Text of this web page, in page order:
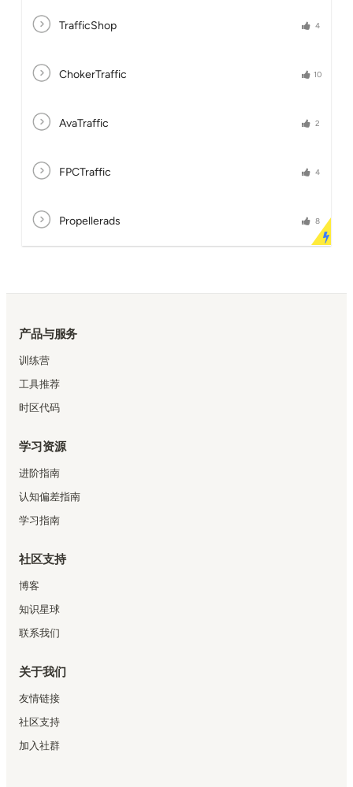
TrafficShop 4
ChokerTraffic 10
AvaTraffic 2
FPCTraffic 4
Propellerads 8
产品与服务
训练营
工具推荐
时区代码
学习资源
进阶指南
认知偏差指南
学习指南
社区支持
博客
知识星球
联系我们
关于我们
友情链接
社区支持
加入社群